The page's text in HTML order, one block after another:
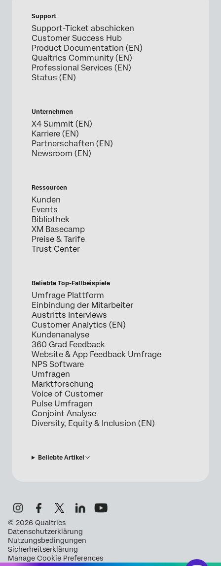
Support
Support-Ticket abschicken
Customer Success Hub
Product Documentation (EN)
Qualtrics Community (EN)
Professional Services (EN)
Status (EN)
Unternehmen
X4 Summit (EN)
Karriere (EN)
Partnerschaften (EN)
Newsroom (EN)
Ressourcen
Kunden
Events
Bibliothek
XM Basecamp
Preise & Tarife
Trust Center
Beliebte Top-Fallbeispiele
Umfrage Plattform
Einbindung der Mitarbeiter
Austritts Interviews
Customer Analytics (EN)
Kundenanalyse
360 Grad Feedback
Website & App Feedback Umfrage
NPS Software
Umfragen
Marktforschung
Voice of Customer
Pulse Umfragen
Conjoint Analyse
Diversity, Equity & Inclusion (EN)
Beliebte Artikel
© 2026 Qualtrics
Datenschutzerklärung
Nutzungsbedingungen
Sicherheitserklärung
Manage Cookie Preferences